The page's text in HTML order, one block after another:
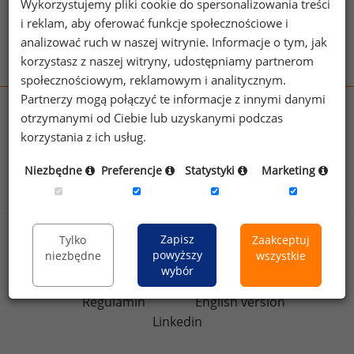
Zobacz więcej haseł
wynagrodzenia.pl
sedlak.pl
badaniaHR.pl wskazniki HR.pl
Kontakt
Polityka
prywatności
Regulamin
English version
Linkedin
Wykorzystujemy pliki cookie do spersonalizowania treści
i reklam, aby oferować funkcje społecznościowe i
analizować ruch w naszej witrynie. Informacje o tym, jak
korzystasz z naszej witryny, udostępniamy partnerom
społecznościowym, reklamowym i analitycznym.
Partnerzy mogą połączyć te informacje z innymi danymi
otrzymanymi od Ciebie lub uzyskanymi podczas
korzystania z ich usług.
Niezbędne Preferencje Statystyki Marketing
Tylko
niezbędne
Zapisz
powyższy
wybór
Zaakceptuj
wszystkie